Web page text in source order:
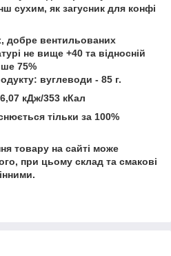
сухим, як загусник для конфі
добре вентильованих
не вище +40 та відносній
75%
вуглеводи - 85 г.
кДж/353 кКал
тільки за 100%
товару на сайті може
при цьому склад та смакові